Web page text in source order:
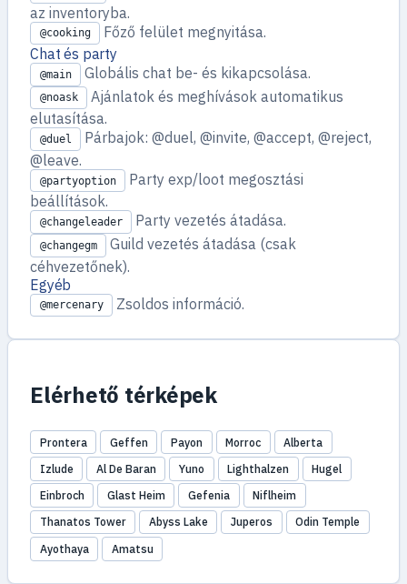
az inventoryba.
@cooking
Főző felület megnyitása.
Chat és party
@main Globális chat be- és kikapcsolása.
@noask
Ajánlatok és meghívások automatikus
elutasítása.
@duel
Párbajok: @duel, @invite, @accept, @reject,
@leave.
@partyoption
Party exp/loot megosztási
beállítások.
@changeleader Party vezetés átadása.
@changegm
Guild vezetés átadása (csak
céhvezetőnek).
Egyéb
@mercenary Zsoldos információ.
Elérhető térképek
Prontera Geffen Payon Morroc
Alberta
Izlude
Al De Baran Yuno Lighthalzen
Hugel
Einbroch
Glast Heim Gefenia
Niflheim
Thanatos Tower
Abyss Lake Juperos
Odin Temple
Ayothaya
Amatsu